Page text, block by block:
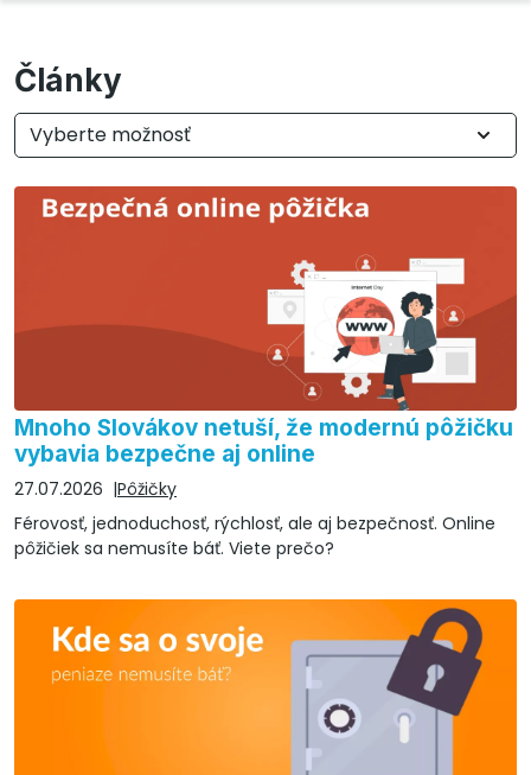
Články
Vyberte možnosť
Mnoho Slovákov netuší, že modernú pôžičku
vybavia bezpečne aj online
27.07.2026
Pôžičky
Férovosť, jednoduchosť, rýchlosť, ale aj bezpečnosť. Online
pôžičiek sa nemusíte báť. Viete prečo?